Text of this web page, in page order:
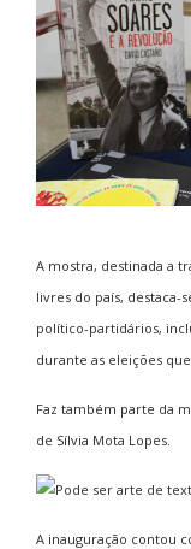
A mostra, destinada a
livres do país, destaca-
político-partidários,
durante as eleições
Faz também parte da
de Sílvia Mota Lopes.
A inauguração contou